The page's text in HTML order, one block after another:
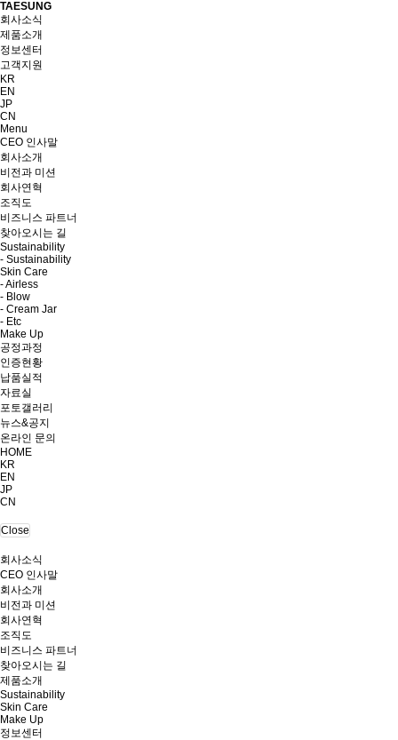
TAESUNG
회사소식
제품소개
정보센터
고객지원
KR
EN
JP
CN
Menu
CEO 인사말
회사소개
비전과 미션
회사연혁
조직도
비즈니스 파트너
찾아오시는 길
Sustainability
- Sustainability
Skin Care
- Airless
- Blow
- Cream Jar
- Etc
Make Up
공정과정
인증현황
납품실적
자료실
포토갤러리
뉴스&공지
온라인 문의
HOME
KR
EN
JP
CN
Close
회사소식
CEO 인사말
회사소개
비전과 미션
회사연혁
조직도
비즈니스 파트너
찾아오시는 길
제품소개
Sustainability
Skin Care
Make Up
정보센터